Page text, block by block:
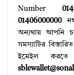
Number
01406000000
অন্যথায় আপনি
সমস্যাটির
ইমেইল করতে